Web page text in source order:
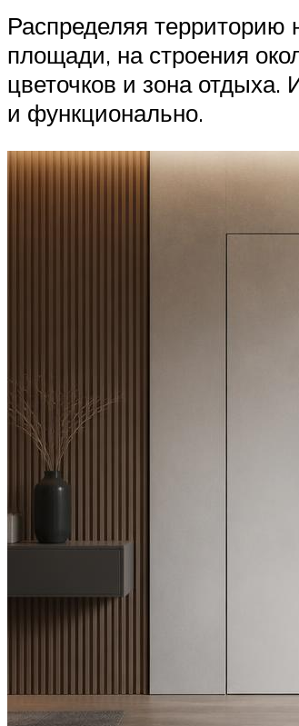
Распределяя территорию
площади, на строения
цветочков и зона
и функционально.